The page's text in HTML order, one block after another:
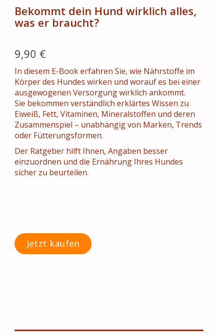
Bekommt dein Hund wirklich alles,
was er braucht?
9,90 €
In diesem E-Book erfahren Sie, wie Nährstoffe im
Körper des Hundes wirken und worauf es bei einer
ausgewogenen Versorgung wirklich ankommt.
Sie bekommen verständlich erklärtes Wissen zu
Eiweiß, Fett, Vitaminen, Mineralstoffen und deren
Zusammenspiel – unabhängig von Marken, Trends
oder Fütterungsformen.
Der Ratgeber hilft Ihnen, Angaben besser
einzuordnen und die Ernährung Ihres Hundes
sicher zu beurteilen.
Jetzt kaufen